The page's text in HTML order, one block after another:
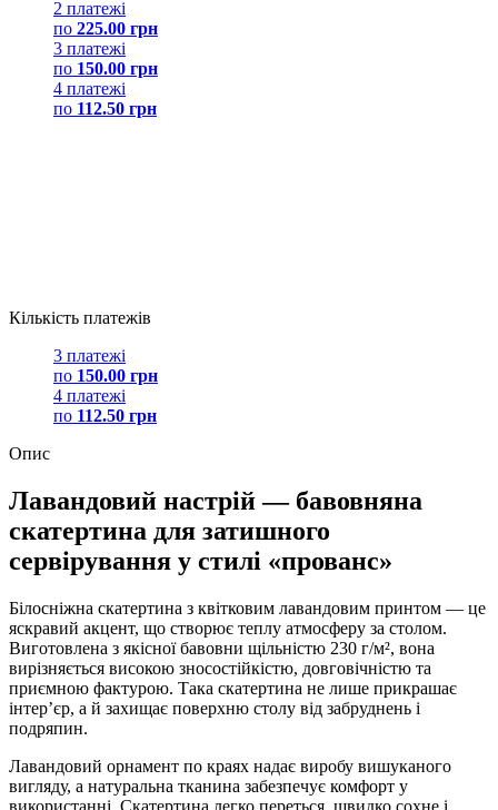
2 платежі
по 225.00 грн
3 платежі
по 150.00 грн
4 платежі
по 112.50 грн
Кількість платежів
3 платежі
по 150.00 грн
4 платежі
по 112.50 грн
Опис
Лавандовий настрій — бавовняна
скатертина для затишного
сервірування у стилі «прованс»
Білосніжна скатертина з квітковим лавандовим принтом — це
яскравий акцент, що створює теплу атмосферу за столом.
Виготовлена з якісної бавовни щільністю 230 г/м², вона
вирізняється високою зносостійкістю, довговічністю та
приємною фактурою. Така скатертина не лише прикрашає
інтер’єр, а й захищає поверхню столу від забруднень і
подряпин.
Лавандовий орнамент по краях надає виробу вишуканого
вигляду, а натуральна тканина забезпечує комфорт у
використанні. Скатертина легко переться, швидко сохне і